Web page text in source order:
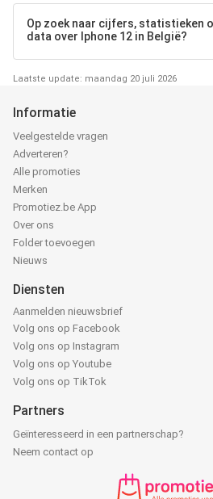
Op zoek naar cijfers, statistieken
data over Iphone 12 in België?
Laatste update: maandag 20 juli 2026
Informatie
Veelgestelde vragen
Adverteren?
Alle promoties
Merken
Promotiez.be App
Over ons
Folder toevoegen
Nieuws
Diensten
Aanmelden nieuwsbrief
Volg ons op Facebook
Volg ons op Instagram
Volg ons op Youtube
Volg ons op TikTok
Partners
Geïnteresseerd in een partnerschap?
Neem contact op